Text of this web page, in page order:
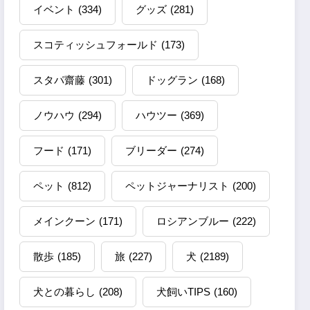
イベント (334) グッズ (281)
スコティッシュフォールド (173)
スタパ齋藤 (301) ドッグラン (168)
ノウハウ (294) ハウツー (369)
フード (171) ブリーダー (274)
ペット (812) ペットジャーナリスト (200)
メインクーン (171) ロシアンブルー (222)
散歩 (185) 旅 (227) 犬 (2189)
犬との暮らし (208) 犬飼いTIPS (160)